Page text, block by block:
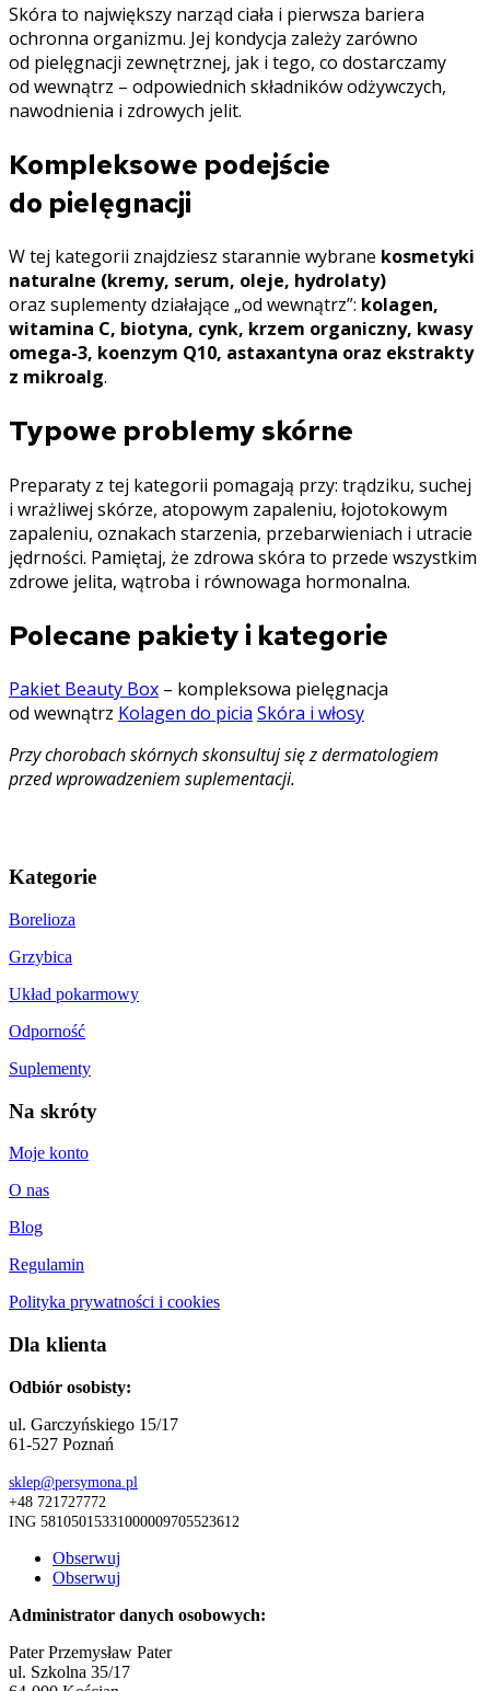
Skóra to największy narząd ciała i pierwsza bariera
ochronna organizmu. Jej kondycja zależy zarówno
od pielęgnacji zewnętrznej, jak i tego, co dostarczamy
od wewnątrz – odpowiednich składników odżywczych,
nawodnienia i zdrowych jelit.
Kompleksowe podejście
do pielęgnacji
W tej kategorii znajdziesz starannie wybrane kosmetyki
naturalne (kremy, serum, oleje, hydrolaty)
oraz suplementy działające „od wewnątrz”: kolagen,
witamina C, biotyna, cynk, krzem organiczny, kwasy
omega-3, koenzym Q10, astaxantyna oraz ekstrakty
z mikroalg.
Typowe problemy skórne
Preparaty z tej kategorii pomagają przy: trądziku, suchej
i wrażliwej skórze, atopowym zapaleniu, łojotokowym
zapaleniu, oznakach starzenia, przebarwieniach i utracie
jędrności. Pamiętaj, że zdrowa skóra to przede wszystkim
zdrowe jelita, wątroba i równowaga hormonalna.
Polecane pakiety i kategorie
Pakiet Beauty Box – kompleksowa pielęgnacja
od wewnątrz Kolagen do picia Skóra i włosy
Przy chorobach skórnych skonsultuj się z dermatologiem
przed wprowadzeniem suplementacji.
Kategorie
Borelioza
Grzybica
Układ pokarmowy
Odporność
Suplementy
Na skróty
Moje konto
O nas
Blog
Regulamin
Polityka prywatności i cookies
Dla klienta
Odbiór osobisty:
ul. Garczyńskiego 15/17
61-527 Poznań
sklep@persymona.pl
+48 721727772
ING 58105015331000009705523612
Obserwuj
Obserwuj
Administrator danych osobowych:
Pater Przemysław Pater
ul. Szkolna 35/17